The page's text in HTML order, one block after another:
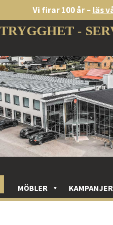
Vi firar 100 år – läs
TRYGGHET -
MÖBLER KAMPANJER